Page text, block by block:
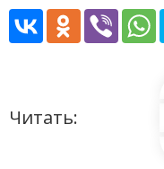
Читать: